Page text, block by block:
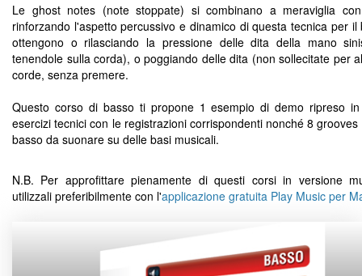
Le ghost notes (note stoppate) si combinano a meraviglia
rinforzando l'aspetto percussivo e dinamico di questa tecnica per il
ottengono o rilasciando la pressione delle dita della mano
tenendole sulla corda), o poggiando delle dita (non sollecitate per
corde, senza premere.
Questo corso di basso ti propone 1 esempio di demo ripreso
esercizi tecnici con le registrazioni corrispondenti nonché 8
basso da suonare su delle basi musicali.
N.B. Per approfittare pienamente di questi corsi in versione
utilizzali preferibilmente con l'applicazione gratuita Play Music per